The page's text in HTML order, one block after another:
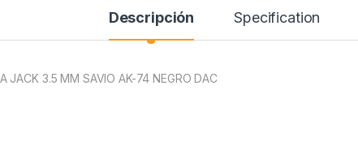
Descripción Specification
JACK 3.5 MM SAVIO AK-74 NEGRO DAC